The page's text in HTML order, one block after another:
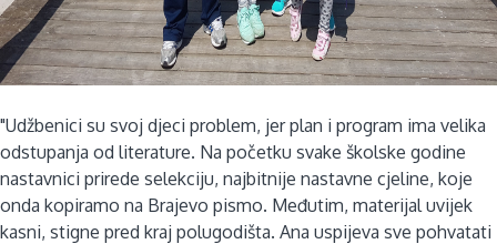
"Udžbenici su svoj djeci problem, jer plan i program ima velika
odstupanja od literature. Na početku svake školske godine
nastavnici prirede selekciju, najbitnije nastavne cjeline, koje
onda kopiramo na Brajevo pismo. Međutim, materijal uvijek
kasni, stigne pred kraj polugodišta. Ana uspijeva sve pohvatati